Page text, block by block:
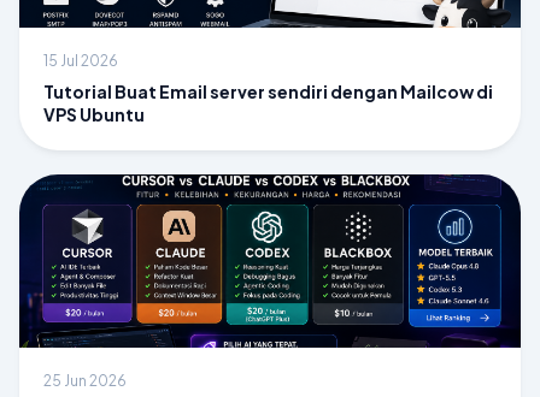
15 Jul 2026
Tutorial Buat Email server sendiri dengan Mailcow di
VPS Ubuntu
25 Jun 2026